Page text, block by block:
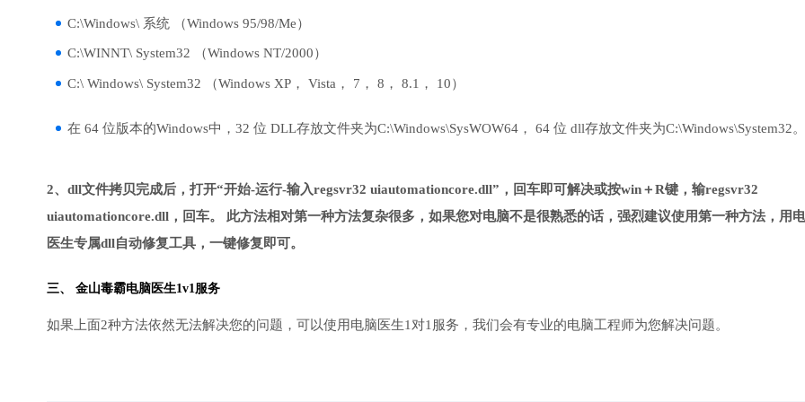
C:\Windows\ 系统 （Windows 95/98/Me）
C:\WINNT\ System32 （Windows NT/2000）
C:\ Windows\ System32 （Windows XP， Vista， 7， 8， 8.1， 10）
在 64 位版本的Windows中，32 位 DLL存放文件夹为C:\Windows\SysWOW64， 64 位 dll存放文件夹为C:\Windows\System32。
2、dll文件拷贝完成后，打开“开始-运行-输入regsvr32 uiautomationcore.dll”，回车即可解决或按win＋R键，输regsvr32
uiautomationcore.dll，回车。 此方法相对第一种方法复杂很多，如果您对电脑不是很熟悉的话，强烈建议使用第一种方法，用
医生专属dll自动修复工具，一键修复即可。
三、 金山毒霸电脑医生1v1服务
如果上面2种方法依然无法解决您的问题，可以使用电脑医生1对1服务，我们会有专业的电脑工程师为您解决问题。